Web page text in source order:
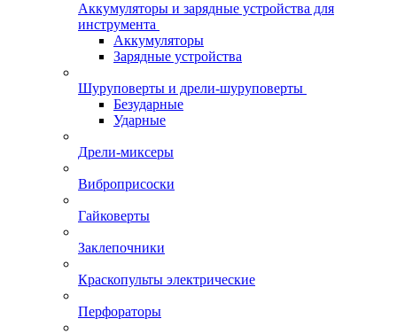
Аккумуляторы и зарядные устройства для
инструмента
Аккумуляторы
Зарядные устройства
Шуруповерты и дрели-шуруповерты
Безударные
Ударные
Дрели-миксеры
Виброприсоски
Гайковерты
Заклепочники
Краскопульты электрические
Перфораторы